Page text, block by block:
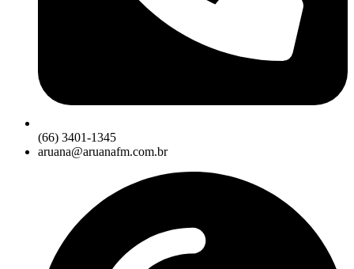
(66) 3401-1345
aruana@aruanafm.com.br